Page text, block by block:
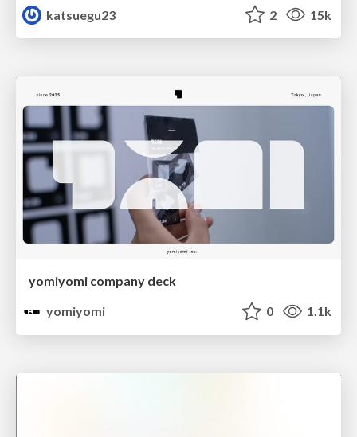
katsuegu23
2 15k
yomiyomi company deck
yomiyomi
0 1.1k